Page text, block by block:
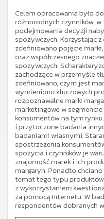
Celem opracowania było
różnorodnych czynników,
podejmowania decyzji
spożywczych. Korzystając
zdefiniowano pojęcie
oraz współczesnego
spożywczych.
zachodzące w przemyśle
zdefiniowano, czym jest
wymieniono kluczowych
rozpoznawalne marki
marketingowe w
konsumentów na tym
i przytoczone badania
badaniami własnymi.
spostrzeżenia
spożycia i czynników je
znajomość marek i ich
margaryn. Ponadto
temat tego typu
z wykorzystaniem
za pomocą Internetu. W
respondentów dobranych